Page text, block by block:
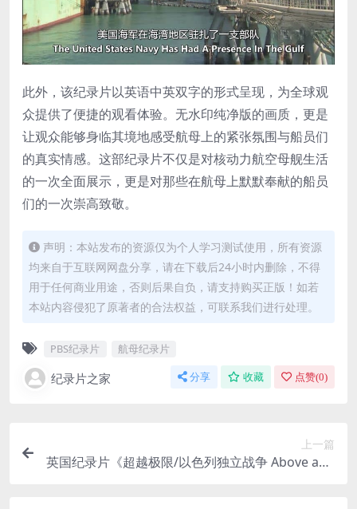
此外，该纪录片以英语中英双字的形式呈现，为全球观
众提供了便捷的观看体验。无水印纯净版的画质，更是
让观众能够身临其境地感受航母上的紧张氛围与船员们
的真实情感。这部纪录片不仅是对核动力航空母舰生活
的一次全面展示，更是对那些在航母上默默奉献的船员
们的一次崇高致敬。
声明：本站发布的资源仅为个人学习测试使用，所有资源
均来自于互联网网盘分享，请在下载后24小时内删除，不得
用于任何商业用途，否则后果自负，请支持购买正版！如若
本站内容侵犯了原著者的合法权益，可联系我们进行处理。
PBS纪录片 航母纪录片
纪录片之家 分享 收藏 点赞(0)
上一篇
英国纪录片《超越极限/以色列独立战争 Above and